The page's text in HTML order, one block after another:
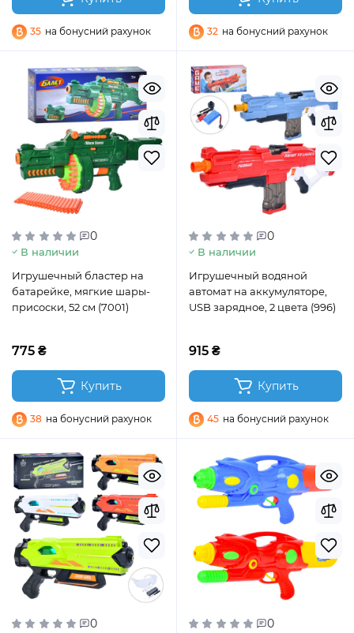
35 на бонусний рахунок 32 на бонусний рахунок
0
В наличии
Игрушечный бластер на
батарейке, мягкие шары-
присоски, 52 см (7001)
775 ₴
Купить
38 на бонусний рахунок
0
В наличии
Игрушечный водяной
автомат на аккумуляторе,
USB зарядное, 2 цвета (996)
915 ₴
Купить
45 на бонусний рахунок
0 0